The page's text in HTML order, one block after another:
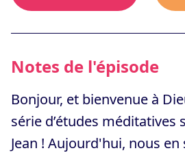
Notes de l'épisode
Bonjour, et bienvenue à
série d’études méditatives
Jean ! Aujourd'hui, nous